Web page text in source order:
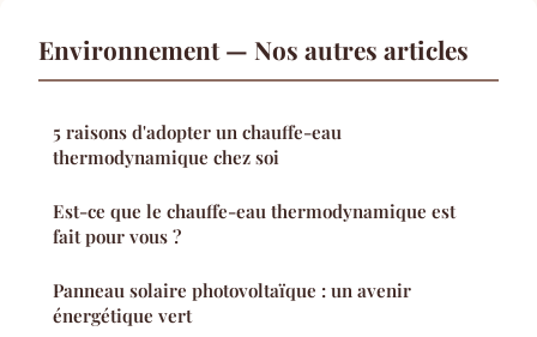
Environnement — Nos autres articles
5 raisons d'adopter un chauffe-eau
thermodynamique chez soi
Est-ce que le chauffe-eau thermodynamique est
fait pour vous ?
Panneau solaire photovoltaïque : un avenir
énergétique vert